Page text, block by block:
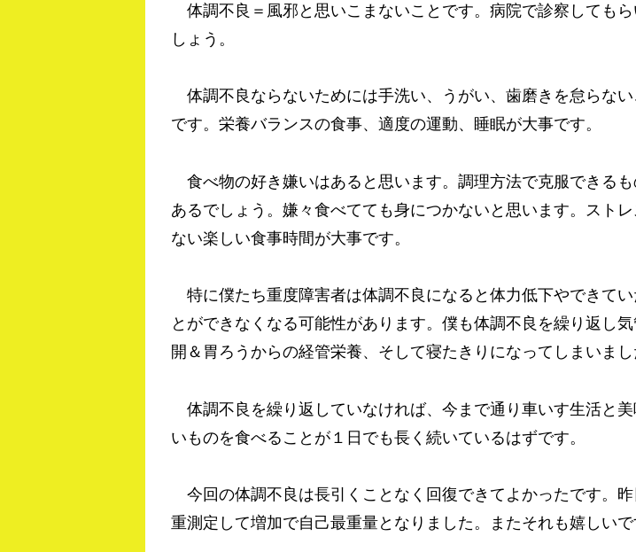
体調不良＝風邪と思いこまないことです。病院で診察してもら
しょう。
体調不良ならないためには手洗い、うがい、歯磨きを怠らない
です。栄養バランスの食事、適度の運動、睡眠が大事です。
食べ物の好き嫌いはあると思います。調理方法で克服できるも
あるでしょう。嫌々食べてても身につかないと思います。スト
ない楽しい食事時間が大事です。
特に僕たち重度障害者は体調不良になると体力低下やできてい
とができなくなる可能性があります。僕も体調不良を繰り返し気
開＆胃ろうからの経管栄養、そして寝たきりになってしまいまし
体調不良を繰り返していなければ、今まで通り車いす生活と美
いものを食べることが１日でも長く続いているはずです。
今回の体調不良は長引くことなく回復できてよかったです。
重測定して増加で自己最重量となりました。またそれも嬉しいで